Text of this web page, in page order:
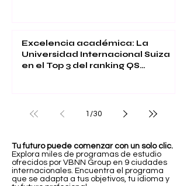
Excelencia académica: La
Universidad Internacional Suiza
en el Top 3 del ranking QS
1 /30
Tu futuro puede comenzar con un solo clic.
Explora miles de programas de estudio
ofrecidos por VBNN Group en 9 ciudades
internacionales. Encuentra el programa
que se adapta a tus objetivos, tu idioma y